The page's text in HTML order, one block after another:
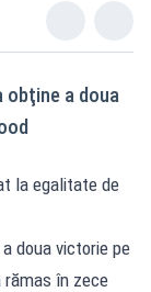
obţine a doua
la egalitate de
doua victorie pe
rămas în zece